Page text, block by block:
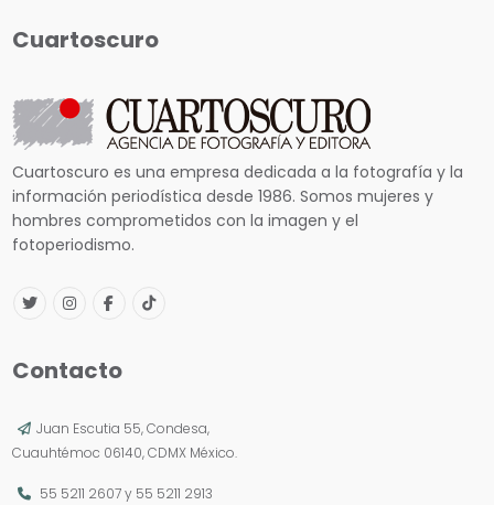
Cuartoscuro
Cuartoscuro es una empresa dedicada a la fotografía y la
información periodística desde 1986. Somos mujeres y
hombres comprometidos con la imagen y el
fotoperiodismo.
Contacto
Juan Escutia 55, Condesa,
Cuauhtémoc 06140, CDMX México.
55 5211 2607y 55 5211 2913